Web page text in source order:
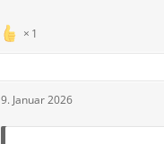
1
9. Januar 2026